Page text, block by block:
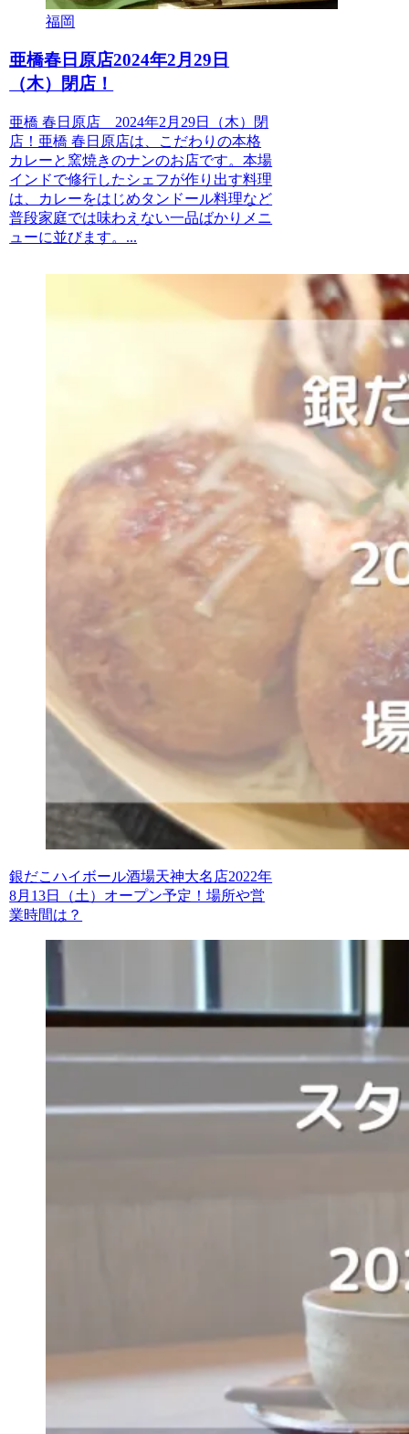
福岡
亜橋春日原店2024年2月29日
（木）閉店！
亜橋 春日原店 2024年2月29日（木）閉
店！亜橋 春日原店は、こだわりの本格
カレーと窯焼きのナンのお店です。本場
インドで修行したシェフが作り出す料理
は、カレーをはじめタンドール料理など
普段家庭では味わえない一品ばかりメニ
ューに並びます。...
銀だこハイボール酒場天神大名店2022年
8月13日（土）オープン予定！場所や営
業時間は？